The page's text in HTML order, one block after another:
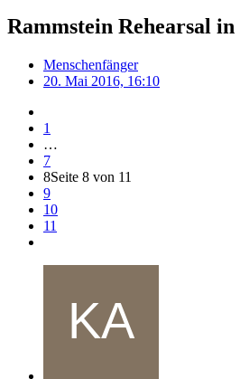
Rammstein Rehearsal
Menschenfänger
20. Mai 2016, 16:10
1
…
7
8Seite 8 von 11
9
10
11